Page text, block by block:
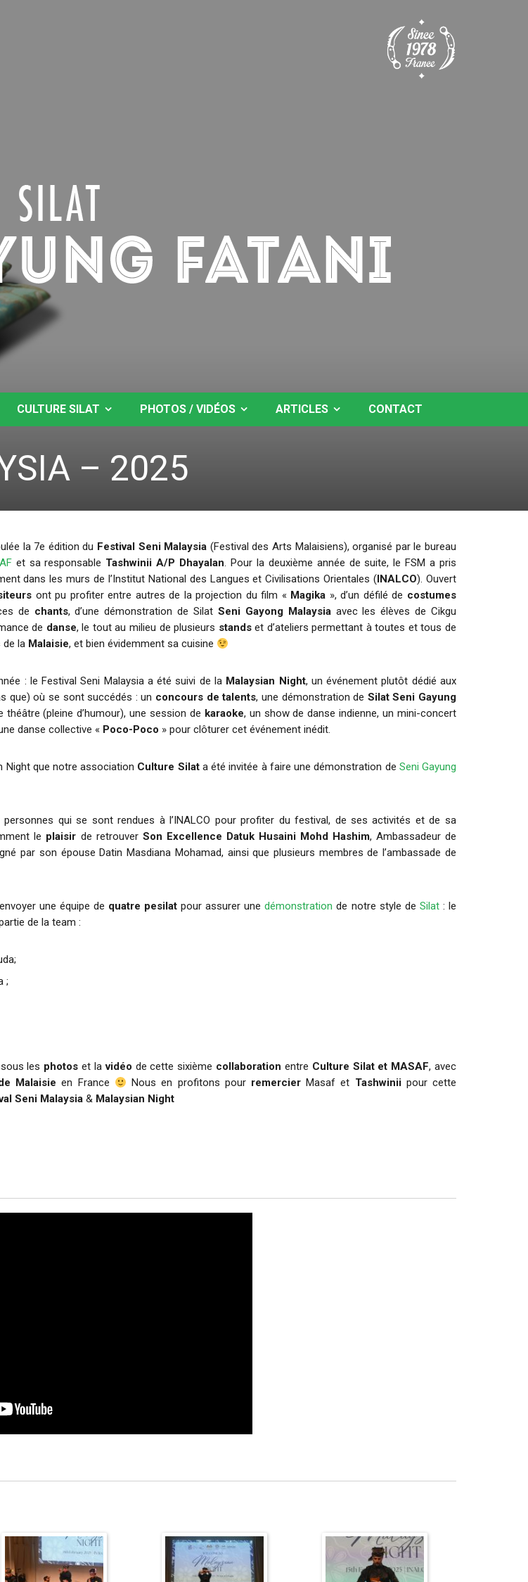
CULTURE SILAT PHOTOS / VIDÉOS ARTICLES CONTACT
– 2025
la 7e édition du Festival Seni Malaysia (Festival des Arts Malaisiens), organisé par le bureau
et sa responsable Tashwinii A/P Dhayalan. Pour la deuxième année de suite, le FSM a pris
dans les murs de l’Institut National des Langues et Civilisations Orientales (INALCO). Ouvert
ont pu profiter entre autres de la projection du film « Magika », d’un défilé de costumes
de chants, d’une démonstration de Silat Seni Gayong Malaysiaavec les élèves de Cikgu
de danse, le tout au milieu de plusieurs standset d’ateliers permettant à toutes et tous de
la Malaisie, et bien évidemment sa cuisine
: le Festival Seni Malaysia a été suivi de la Malaysian Night, un événement plutôt dédié aux
que) où se sont succédés : un concours de talents, une démonstration de Silat Seni Gayung
théâtre (pleine d’humour), une session de karaoke, un show de danse indienne, un mini-concert
danse collective « Poco-Poco » pour clôturer cet événement inédit.
Night que notre association Culture Silata été invitée à faire une démonstration de Seni Gayung
personnes qui se sont rendues à l’INALCO pour profiter du festival, de ses activités et de sa
le plaisir de retrouver Son Excellence Datuk Husaini Mohd Hashim, Ambassadeur de
par son épouse Datin Masdiana Mohamad, ainsi que plusieurs membres de l’ambassade de
une équipe de quatre pesilat pour assurer unedémonstration de notre style de Silat: le
de la team :
;
les photos et lavidéo de cette sixième collaboration entre Culture Silat et MASAF, avec
Malaisie en France Nous en profitons pour remercierMasaf et Tashwiniipour cette
Seni Malaysia & Malaysian Night